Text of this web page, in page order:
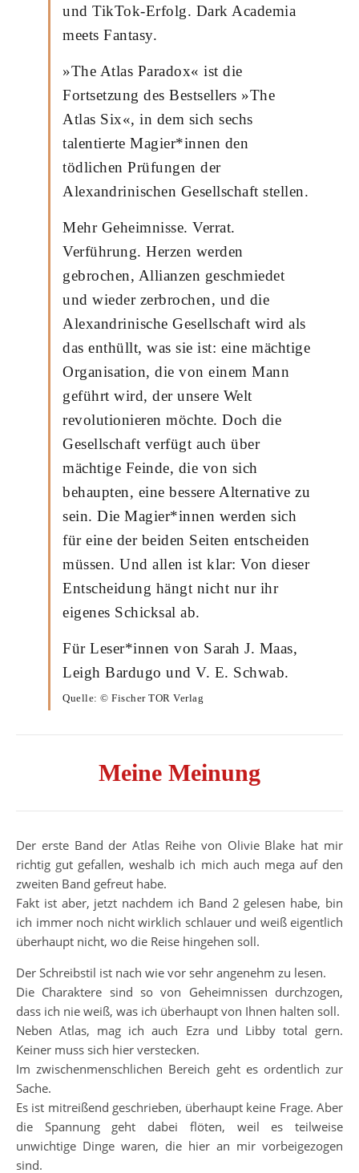
und TikTok-Erfolg. Dark Academia
meets Fantasy.
»The Atlas Paradox« ist die
Fortsetzung des Bestsellers »The
Atlas Six«, in dem sich sechs
talentierte Magier*innen den
tödlichen Prüfungen der
Alexandrinischen Gesellschaft stellen.
Mehr Geheimnisse. Verrat.
Verführung. Herzen werden
gebrochen, Allianzen geschmiedet
und wieder zerbrochen, und die
Alexandrinische Gesellschaft wird als
das enthüllt, was sie ist: eine mächtige
Organisation, die von einem Mann
geführt wird, der unsere Welt
revolutionieren möchte. Doch die
Gesellschaft verfügt auch über
mächtige Feinde, die von sich
behaupten, eine bessere Alternative zu
sein. Die Magier*innen werden sich
für eine der beiden Seiten entscheiden
müssen. Und allen ist klar: Von dieser
Entscheidung hängt nicht nur ihr
eigenes Schicksal ab.
Für Leser*innen von Sarah J. Maas,
Leigh Bardugo und V. E. Schwab.
Quelle: © Fischer TOR Verlag
Meine Meinung
Der erste Band der Atlas Reihe von Olivie Blake hat mir
richtig gut gefallen, weshalb ich mich auch mega auf den
zweiten Band gefreut habe.
Fakt ist aber, jetzt nachdem ich Band 2 gelesen habe, bin
ich immer noch nicht wirklich schlauer und weiß eigentlich
überhaupt nicht, wo die Reise hingehen soll.
Der Schreibstil ist nach wie vor sehr angenehm zu lesen.
Die Charaktere sind so von Geheimnissen durchzogen,
dass ich nie weiß, was ich überhaupt von Ihnen halten soll.
Neben Atlas, mag ich auch Ezra und Libby total gern.
Keiner muss sich hier verstecken.
Im zwischenmenschlichen Bereich geht es ordentlich zur
Sache.
Es ist mitreißend geschrieben, überhaupt keine Frage. Aber
die Spannung geht dabei flöten, weil es teilweise
unwichtige Dinge waren, die hier an mir vorbeigezogen
sind.